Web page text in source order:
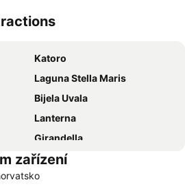
Katoro
Laguna Stella Maris
Bijela Uvala
Lanterna
Girandella
Koversada
Koper
zařízení